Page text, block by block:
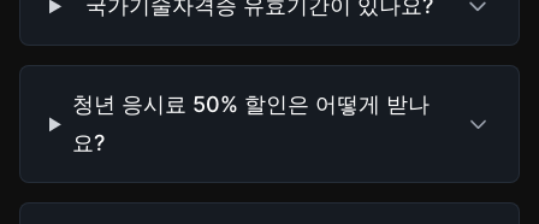
국가기술자격증 유효기간이 있나요?
청년 응시료 50% 할인은 어떻게 받나
요?